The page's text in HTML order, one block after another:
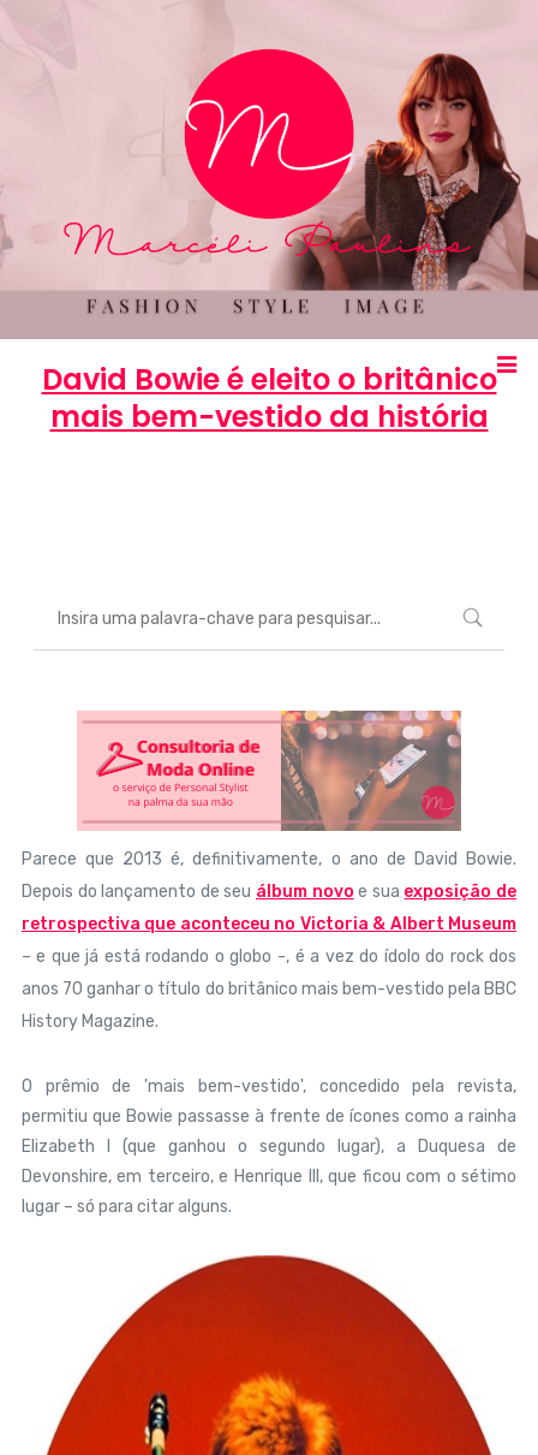
David Bowie é eleito o britânico
mais bem-vestido da história
Parece que 2013 é, definitivamente, o ano de David Bowie.
Depois do lançamento de seu álbum novo e sua exposição de
retrospectiva que aconteceu no Victoria & Albert Museum
– e que já está rodando o globo -, é a vez do ídolo do rock dos
anos 70 ganhar o título do britânico mais bem-vestido pela BBC
History Magazine.
O prêmio de 'mais bem-vestido', concedido pela revista,
permitiu que Bowie passasse à frente de ícones como a rainha
Elizabeth I (que ganhou o segundo lugar), a Duquesa de
Devonshire, em terceiro, e Henrique III, que ficou com o sétimo
lugar – só para citar alguns.